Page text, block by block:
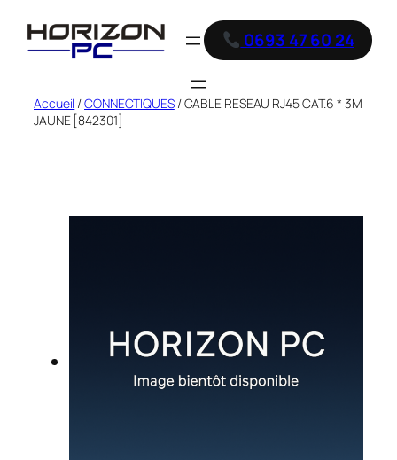
0693 47 60 24
Accueil /CONNECTIQUES/ CABLE RESEAU RJ45 CAT.6 * 3M
JAUNE [842301]